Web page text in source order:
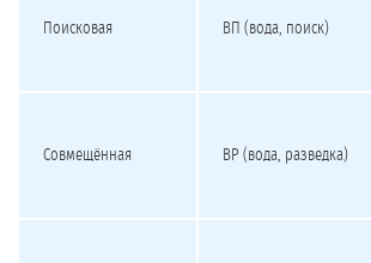
Поисковая ВП (вода, поиск)
Совмещённая ВР (вода, разведка)